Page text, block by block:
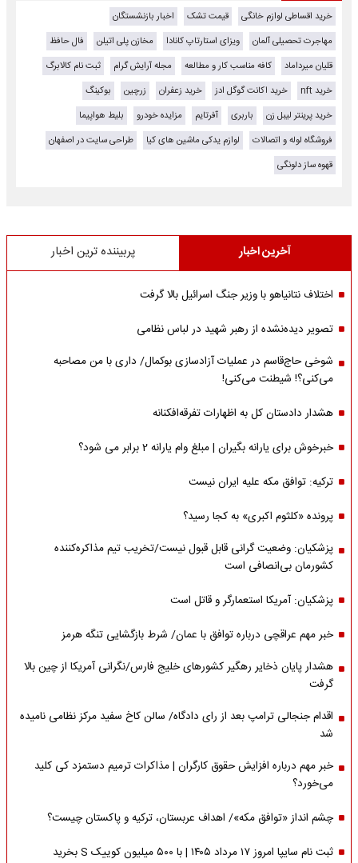
خرید اقساطی لوازم خانگی قیمت تشک
اخبار بازنشستگان
مهاجرت تحصیلی آلمان
ویزای استارتاپ کانادا مخازن پلی اتیلن
فال حافظ
قلیان میرداماد
کافه مناسب کار و مطالعه مجله آرایش گرام
ثبت نام کالابرگ
خرید nft
خرید اکانت گوگل ادز خرید زعفران زرچین
بوکینگ
خرید پرینتر لیبل زن
باربری آفرتایم مزایده خودرو
بلیط هواپیما
فروشگاه لوله و اتصالات
لوازم یدکی ماشین های کیا
طراحی سایت در اصفهان
قهوه ساز دلونگی
آخرین اخبار پربیننده ترین اخبار
اختلاف نتانیاهو با وزیر جنگ اسرائیل بالا گرفت
تصویر دیده‌نشده از رهبر شهید در لباس نظامی
شوخی حاج‌قاسم در عملیات آزادسازی بوکمال/ داری با من مصاحبه‌
می‌کنی؟! شیطنت می‌کنی!
هشدار دادستان کل به اظهارات تفرقه‌افکنانه
خبرخوش برای یارانه بگیران | مبلغ وام یارانه 2 برابر می شود؟
ترکیه: توافق مکه علیه ایران نیست
پرونده «کلثوم اکبری» به کجا رسید؟
پزشکیان: وضعیت گرانی قابل قبول نیست/تخریب تیم مذاکره‌کننده
کشورمان بی‌انصافی است
پزشکیان: آمریکا استعمارگر و قاتل است
خبر مهم عراقچی درباره توافق با عمان/ شرط بازگشایی تنگه هرمز
هشدار پایان ذخایر رهگیر کشورهای خلیج فارس/نگرانی آمریکا از چین بالا
گرفت
اقدام جنجالی ترامپ بعد از رای دادگاه/ سالن کاخ سفید مرکز نظامی نامیده
شد
خبر مهم درباره افزایش حقوق کارگران | مذاکرات ترمیم دستمزد کی کلید
می‌خورد؟
چشم انداز «توافق مکه»/ اهداف عربستان، ترکیه و پاکستان چیست؟
ثبت نام سایپا امروز ۱۷ مرداد ۱۴۰۵ | با ۵۰۰ میلیون کوییک S بخرید